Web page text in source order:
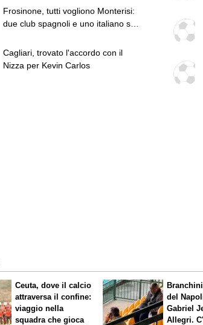
Frosinone, tutti vogliono Monterisi:
due club spagnoli e uno italiano sul
Cagliari, trovato l'accordo con il
Nizza per Kevin Carlos
Ceuta, dove il calcio
attraversa il confine:
viaggio nella
squadra che gioca
del
Gabriel
Allegri.